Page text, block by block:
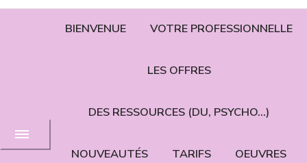
BIENVENUE VOTRE PROFESSIONNELLE
LES OFFRES
DES RESSOURCES (DU, PSYCHO…)
NOUVEAUTÉS TARIFS OEUVRES